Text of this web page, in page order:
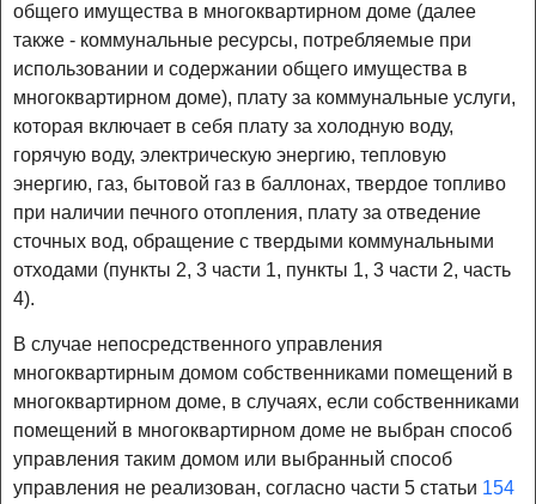
общего имущества в многоквартирном доме (далее
также - коммунальные ресурсы, потребляемые при
использовании и содержании общего имущества в
многоквартирном доме), плату за коммунальные услуги,
которая включает в себя плату за холодную воду,
горячую воду, электрическую энергию, тепловую
энергию, газ, бытовой газ в баллонах, твердое топливо
при наличии печного отопления, плату за отведение
сточных вод, обращение с твердыми коммунальными
отходами (пункты 2, 3 части 1, пункты 1, 3 части 2, часть
4).
В случае непосредственного управления
многоквартирным домом собственниками помещений в
многоквартирном доме, в случаях, если собственниками
помещений в многоквартирном доме не выбран способ
управления таким домом или выбранный способ
управления не реализован, согласно части 5 статьи 154